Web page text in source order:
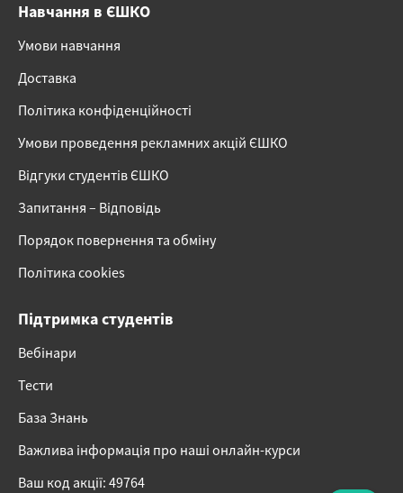
Навчання в ЄШКО
Умови навчання
Доставка
Політика конфіденційності
Умови проведення рекламних акцій ЄШКО
Відгуки студентів ЄШКО
Запитання – Відповідь
Порядок повернення та обміну
Політика cookies
Підтримка студентів
Вебінари
Тести
База Знань
Важлива інформація про наші онлайн-курси
Ваш код акції: 49764